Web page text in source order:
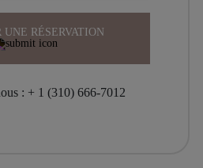
UNE RÉSERVATION
: + 1 (310) 666-7012